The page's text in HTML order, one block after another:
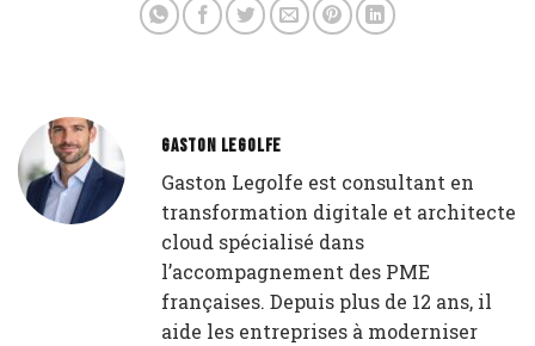
GASTON LEGOLFE
Gaston Legolfe est consultant en
transformation digitale et architecte
cloud spécialisé dans
l’accompagnement des PME
françaises. Depuis plus de 12 ans, il
aide les entreprises à moderniser